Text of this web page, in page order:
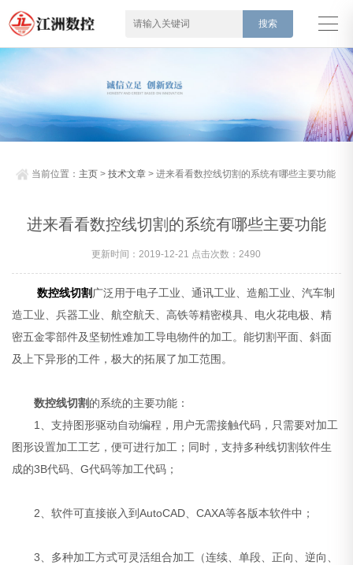
当前位置： 主页 >技术文章 > 进来看看数控线切割的系统有哪些主要功能
进来看看数控线切割的系统有哪些主要功能
更新时间：2019-12-21 点击次数：2490
数控线切割广泛用于电子工业、通讯工业、造船工业、汽车制
造工业、兵器工业、航空航天、高铁等精密模具、电火花电极、精
密五金零部件及坚韧性难加工导电物件的加工。能切割平面、斜面
及上下异形的工件，极大的拓展了加工范围。
数控线切割的系统的主要功能：
1、支持图形驱动自动编程，用户无需接触代码，只需要对加工
图形设置加工工艺，便可进行加工；同时，支持多种线切割软件生
成的3B代码、G代码等加工代码；
2、软件可直接嵌入到AutoCAD、CAXA等各版本软件中；
3、多种加工方式可灵活组合加工（连续、单段、正向、逆向、